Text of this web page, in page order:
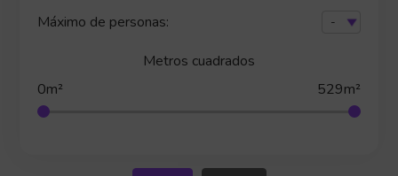
Máximo de personas:
Metros cuadrados
0m²
529m²